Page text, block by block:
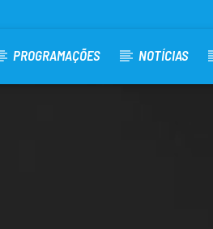
PROGRAMAÇÕES NOTÍCIAS